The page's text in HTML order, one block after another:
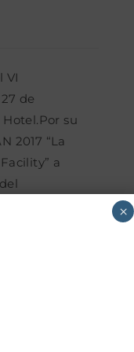
VI
de
su
2017 “La
a
de
su
2017 “La
a
×